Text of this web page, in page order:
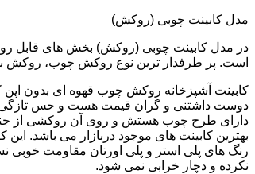
مدل کابینت چوبی (روکش)
در مدل کابینت چوبی (روکش) بخش های قابل
است. پر طرفدار ترین نوع روکش چوب، روکش
کابینت آشپزخانه روکش چوب قهوه ای بدون
دوست داشتنی و گران قیمت هست و حس تازگی
دارای طرح چوب هستش و روی آن روکشی از
بهترین کابینت های موجود دربازار می باشد.
رنگ های پلی استر و پلی اورتان مقاومت خوبی
نکرده و دچار خرابی نمی شود.